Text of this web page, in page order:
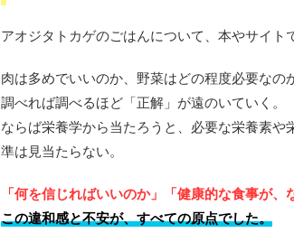
アオジタトカゲのごはんについて、本やサイト
肉は多めでいいのか、野菜はどの程度必要なの
調べれば調べるほど「正解」が遠のいていく。
ならば栄養学から当たろうと、必要な栄養素
準は見当たらない。
「何を信じればいいのか」「健康的な食事が、
この違和感と不安が、すべての原点でした。